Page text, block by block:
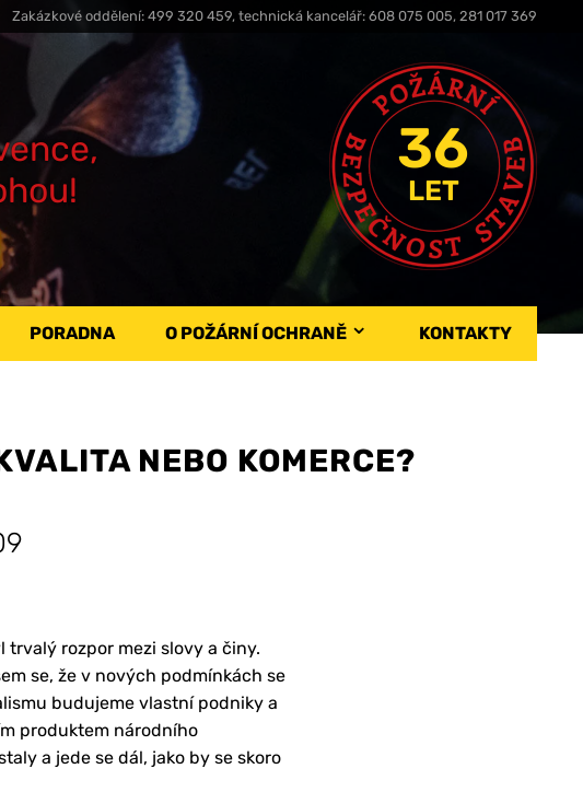
Zakázkové oddělení: 499 320 459, technická kancelář: 608 075 005, 281 017 369
36
LET
PORADNA O POŽÁRNÍ OCHRANĚ KONTAKTY
NEBO KOMERCE?
rozpor mezi slovy a činy.
se, že v nových podmínkách se
budujeme vlastní podniky a
produktem národního
a jede se dál, jako by se skoro